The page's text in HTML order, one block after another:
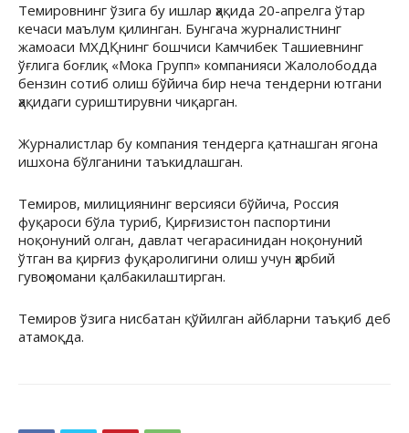
Темировнинг ўзига бу ишлар ҳақида 20-апрелга ўтар
кечаси маълум қилинган. Бунгача журналистнинг
жамоаси МХДҚнинг бошчиси Камчибек Ташиевнинг
ўғлига боғлиқ «Мока Групп» компанияси Жалолободда
бензин сотиб олиш бўйича бир неча тендерни ютгани
ҳақидаги суриштирувни чиқарган.
Журналистлар бу компания тендерга қатнашган ягона
ишхона бўлганини таъкидлашган.
Темиров, милициянинг версияси бўйича, Россия
фуқароси бўла туриб, Қирғизистон паспортини
ноқонуний олган, давлат чегарасинидан ноқонуний
ўтган ва қирғиз фуқаролигини олиш учун ҳарбий
гувоҳномани қалбакилаштирган.
Темиров ўзига нисбатан қўйилган айбларни таъқиб деб
атамоқда.